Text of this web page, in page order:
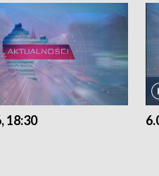
18:30